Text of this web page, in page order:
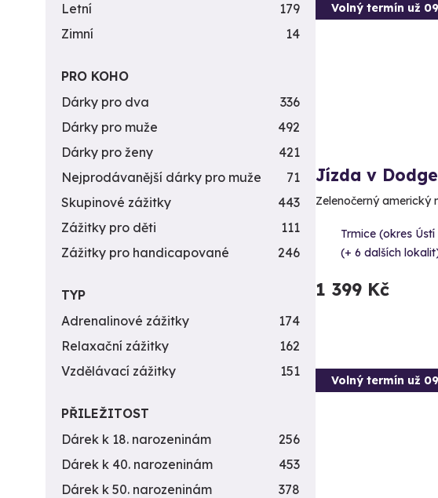
Volný termín už
Jízda v
Zelenočerný americký
Trmice (okres
(+ 6 dalších
1 399 Kč
Volný termín už
Letní
179
Zimní
14
PRO KOHO
Dárky pro dva
336
Dárky pro muže
492
Dárky pro ženy
421
Nejprodávanější dárky pro muže
71
Skupinové zážitky
443
Zážitky pro děti
111
Zážitky pro handicapované
246
TYP
Adrenalinové zážitky
174
Relaxační zážitky
162
Vzdělávací zážitky
151
PŘILEŽITOST
Dárek k 18. narozeninám
256
Dárek k 40. narozeninám
453
Dárek k 50. narozeninám
378